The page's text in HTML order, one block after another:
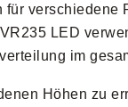
LED
im
Höhen zu